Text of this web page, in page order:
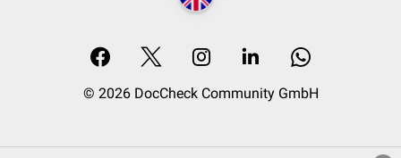
© 2026 DocCheck Community GmbH